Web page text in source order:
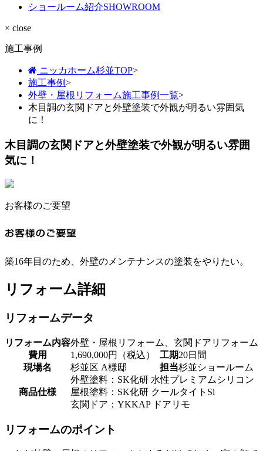
ショールーム紹介SHOWROOM
× close
施工事例
ニッカホーム杉並TOP>
施工事例>
外壁・屋根リフォーム施工事例一覧>
木目調の玄関ドアと外壁塗装で外観が明るい雰囲気
に！
木目調の玄関ドアと外壁塗装で外観が明るい雰囲
気に！
お客様のご要望
築16年目のため、外壁のメンテナンスの塗装をやりたい。
リフォーム詳細
リフォームデータ
リフォーム内容外壁・屋根リフォーム、玄関ドアリフォーム
費用
1,690,000円（税込） 工期20日間
現場名
杉並区 A様邸 担当杉並ショールーム
商品仕様
外壁塗料：SK化研 水性プレミアムシリコン
屋根塗料：SK化研 クールタイトSi
玄関ドア：YKKAP ドアリモ
リフォームのポイント